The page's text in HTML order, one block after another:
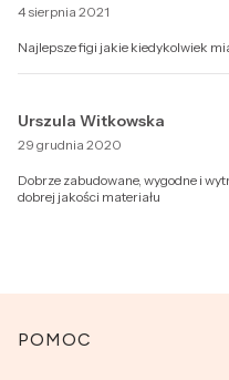
4 sierpnia 2021
Najlepsze figi jakie kiedykolwiek
Urszula Witkowska
29 grudnia 2020
Dobrze zabudowane, wygodne i
dobrej jakości materiału
Linki w stopce
POMOC